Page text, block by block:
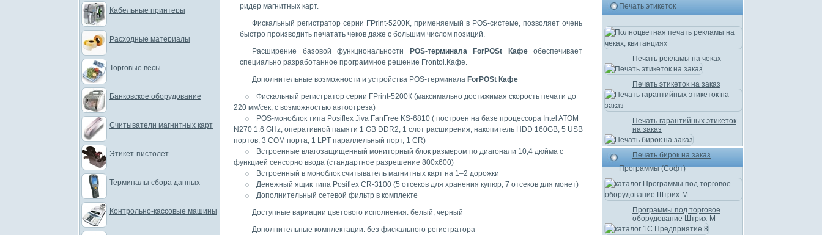
ридер магнитных карт.
Фискальный регистратор серии FPrint-5200К, применяемый в POS-системе, позволяет очень
быстро производить печатать чеков даже с большим числом позиций.
Расширение базовой функциональности
POS-терминала ForPOSt Кафеобеспечивает
специально разработанное программное решение Frontol.Кафе.
Дополнительные возможности и устройства POS-терминала ForPOSt Кафе
Фискальный регистратор серии FPrint-5200К (максимально достижимая скорость печати до
220 мм/сек, c возможностью автоотреза)
POS-моноблок типа Posiflex Jiva FanFree KS-6810 ( построен на базе процессора Intel ATOM
N270 1.6 GHz, оперативной памяти 1 GB DDR2, 1 слот расширения, накопитель HDD 160GB, 5 USB
портов, 3 COM порта, 1 LPT параллельный порт, 1 CR)
Встроенные влагозащищенный мониторный блок размером по диагонали 10,4 дюйма с
функцией сенсорно ввода (стандартное разрешение 800х600)
Встроенный в моноблок считыватель магнитных карт на 1–2 дорожки
Денежный ящик типа Posiflex CR-3100 (5 отсеков для хранения купюр, 7 отсеков для монет)
Дополнительный сетевой фильтр в комплекте
Доступные вариации цветового исполнения: белый, черный
Дополнительные комплектации: без фискального регистратора
Кабельные принтеры
Расходные материалы
Торговые весы
Банковское оборудование
Считыватели магнитных карт
Этикет-пистолет
Терминалы сбора данных
Контрольно-кассовые машины
Печать этикеток
Печать рекламы на чеках
Печать этикеток на заказ
Печать гарантийных этикеток
на заказ
Печать бирок на заказ
Программы (Софт)
Программы под торговое
оборудование Штрих-М